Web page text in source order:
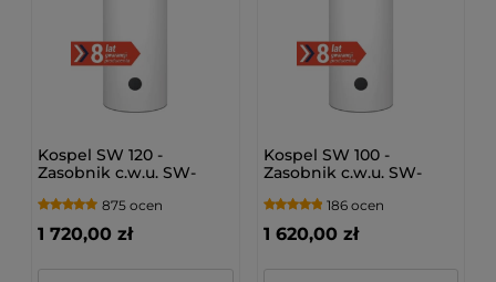
Kospel SW 120 -
Zasobnik c.w.u. SW-
875 ocen
1 720,00 zł
Kospel SW 100 -
Zasobnik c.w.u. SW-
186 ocen
1 620,00 zł